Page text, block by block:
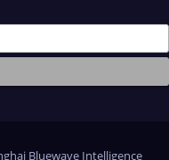
Bluewave Intelligence